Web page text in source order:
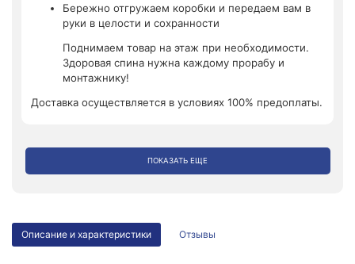
Бережно отгружаем коробки и передаем вам в
руки в целости и сохранности
Поднимаем товар на этаж при необходимости.
Здоровая спина нужна каждому прорабу и
монтажнику!
Доставка осуществляется в условиях 100% предоплаты.
ПОКАЗАТЬ ЕЩЕ
Описание и характеристики Отзывы